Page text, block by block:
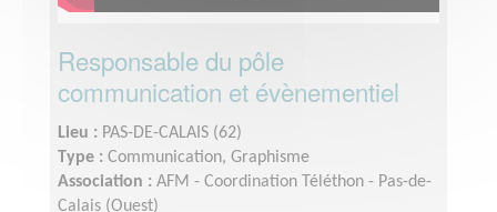
Responsable du pôle
communication et évènementiel
Lieu : PAS-DE-CALAIS (62)
Type : Communication, Graphisme
Association : AFM - Coordination Téléthon - Pas-de-
Calais (Ouest)